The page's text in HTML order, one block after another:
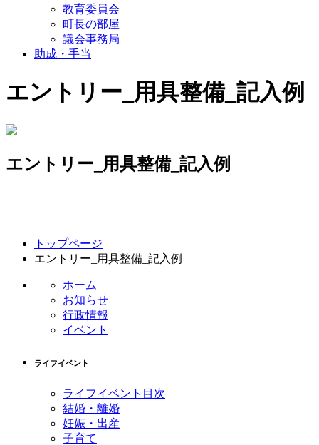
教育委員会
町長の部屋
議会事務局
助成・手当
エントリー_用具整備_記入例
エントリー_用具整備_記入例
トップページ
エントリー_用具整備_記入例
ホーム
お知らせ
行政情報
イベント
ライフイベント
ライフイベント目次
結婚・離婚
妊娠・出産
子育て